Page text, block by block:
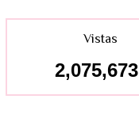
Vistas
2,075,673